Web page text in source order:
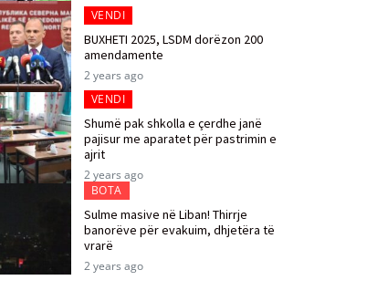
VENDI
BUXHETI 2025, LSDM dorëzon 200
amendamente
2 years ago
VENDI
Shumë pak shkolla e çerdhe janë
pajisur me aparatet për pastrimin e
ajrit
2 years ago
BOTA
Sulme masive në Liban! Thirrje
banorëve për evakuim, dhjetëra të
vrarë
2 years ago